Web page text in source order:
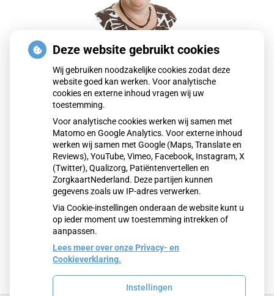
Ellen
Assistente / praktijkverpleegkundige
Ma
Voor afspraken en telefonisch contact belt u de
assistente. Voor meer informatie over de taken van de
praktijkverpleegkundigen:klik hier.
Deze website gebruikt cookies
Wij gebruiken noodzakelijke cookies zodat deze
website goed kan werken. Voor analytische
cookies en externe inhoud vragen wij uw
toestemming.
Voor analytische cookies werken wij samen met
Matomo en Google Analytics. Voor externe inhoud
werken wij samen met Google (Maps, Translate en
Reviews), YouTube, Vimeo, Facebook, Instagram, X
(Twitter), Qualizorg, Patiëntenvertellen en
ZorgkaartNederland. Deze partijen kunnen
gegevens zoals uw IP-adres verwerken.
Via Cookie-instellingen onderaan de website kunt u
op ieder moment uw toestemming intrekken of
aanpassen.
Lees meer over onze Privacy- en
Cookieverklaring.
Instellingen